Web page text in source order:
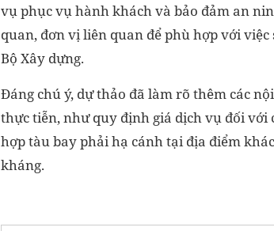
vụ phục vụ hành khách và bảo đảm an
quan, đơn vị liên quan để phù hợp với
Bộ Xây dựng.
Đáng chú ý, dự thảo đã làm rõ thêm các
thực tiễn, như quy định giá dịch vụ đối
hợp tàu bay phải hạ cánh tại địa điểm
kháng.